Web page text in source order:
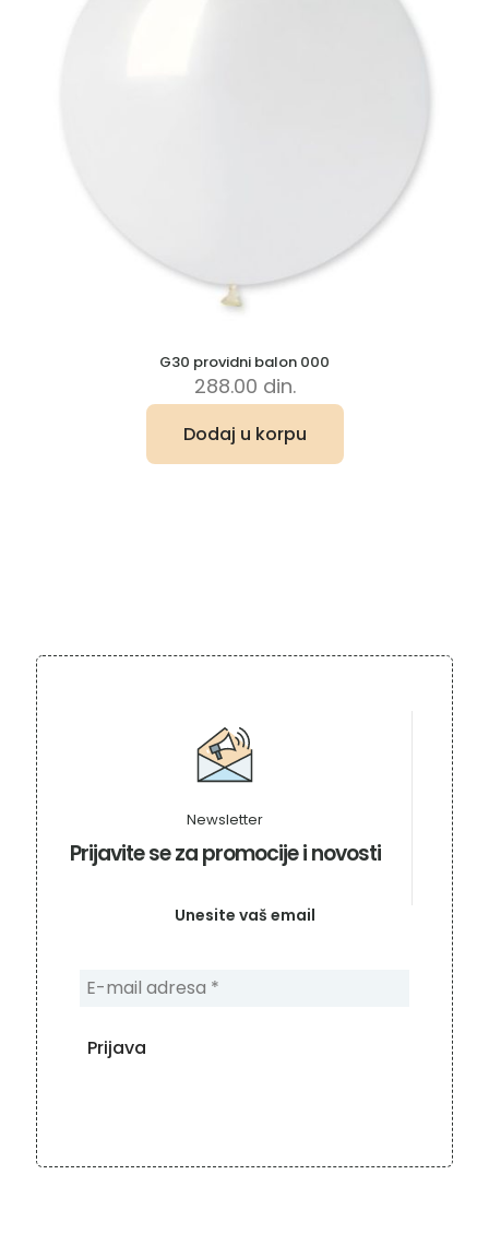
G30 providni balon 000
288.00 din.
Dodaj u korpu
Prijavite se za promocije i novosti
Newsletter
Unesite vaš email